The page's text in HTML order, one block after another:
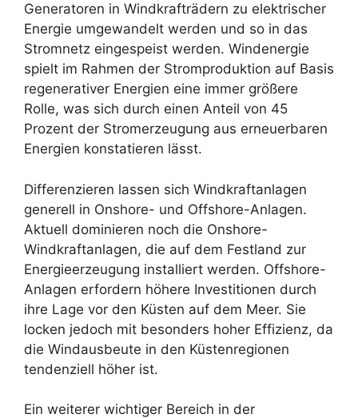
Generatoren in Windkrafträdern zu elektrischer
Energie umgewandelt werden und so in das
Stromnetz eingespeist werden. Windenergie
spielt im Rahmen der Stromproduktion auf Basis
regenerativer Energien eine immer größere
Rolle, was sich durch einen Anteil von 45
Prozent der Stromerzeugung aus erneuerbaren
Energien konstatieren lässt.
Differenzieren lassen sich Windkraftanlagen
generell in Onshore- und Offshore-Anlagen.
Aktuell dominieren noch die Onshore-
Windkraftanlagen, die auf dem Festland zur
Energieerzeugung installiert werden. Offshore-
Anlagen erfordern höhere Investitionen durch
ihre Lage vor den Küsten auf dem Meer. Sie
locken jedoch mit besonders hoher Effizienz, da
die Windausbeute in den Küstenregionen
tendenziell höher ist.
Ein weiterer wichtiger Bereich in der